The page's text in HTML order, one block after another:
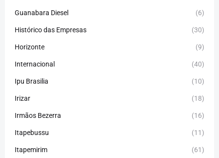
Guanabara Diesel (6)
Histórico das Empresas (30)
Horizonte (9)
Internacional (40)
Ipu Brasilia (10)
Irizar (18)
Irmãos Bezerra (16)
Itapebussu (11)
Itapemirim (61)